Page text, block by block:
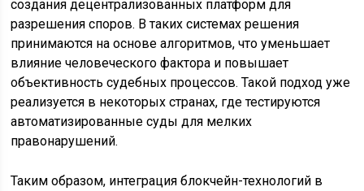
создания децентрализованных платформ для
разрешения споров. В таких системах решения
принимаются на основе алгоритмов, что уменьшает
влияние человеческого фактора и повышает
объективность судебных процессов. Такой подход уже
реализуется в некоторых странах, где тестируются
автоматизированные суды для мелких
правонарушений.
Таким образом, интеграция блокчейн-технологий в